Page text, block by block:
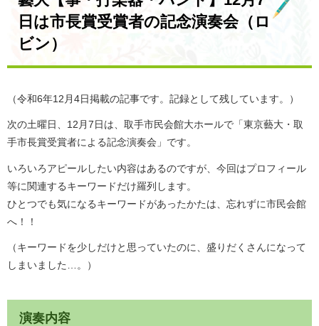
日は市長賞受賞者の記念演奏会（ロ
ビン）
（令和6年12月4日掲載の記事です。記録として残しています。）
次の土曜日、12月7日は、取手市民会館大ホールで「東京藝大・取
手市長賞受賞者による記念演奏会」です。
いろいろアピールしたい内容はあるのですが、今回はプロフィール
等に関連するキーワードだけ羅列します。
ひとつでも気になるキーワードがあったかたは、忘れずに市民会館
へ！！
（キーワードを少しだけと思っていたのに、盛りだくさんになって
しまいました…。）
演奏内容